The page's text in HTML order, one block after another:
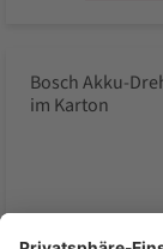
Bosch Akku-
im Karton
Deal %